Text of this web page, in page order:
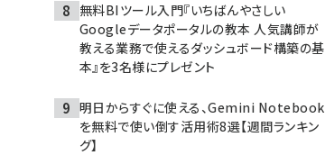
無料BIツール入門『いちばんやさしい
Googleデータポータルの教本 人気講師が
教える業務で使えるダッシュボード構築の基
本』を3名様にプレゼント
明日からすぐに使える、Gemini Notebook
を無料で使い倒す活用術8選【週間ランキン
グ】